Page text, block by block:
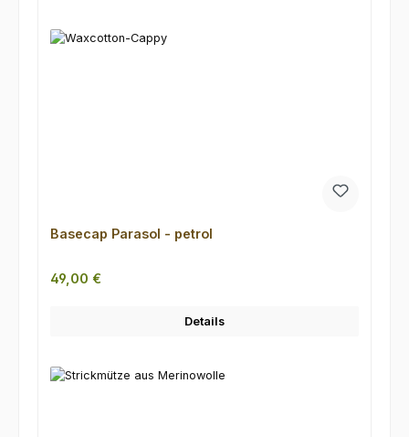
Basecap Parasol - petrol
Regulärer Preis:
49,00 €
Details